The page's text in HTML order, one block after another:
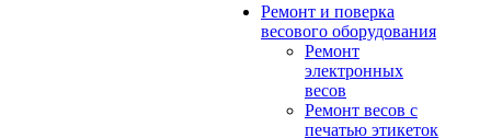
Ремонт и поверка
весового оборудования
Ремонт
электронных
весов
Ремонт весов с
печатью этикеток